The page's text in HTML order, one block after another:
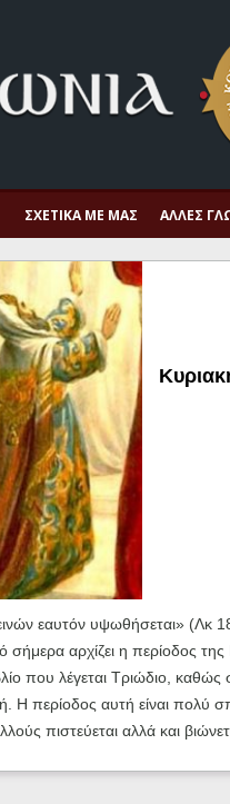
ΣΧΕΤΙΚΆ ΜΕ ΜΑΣ ΆΛΛΕΣ
εαυτόν υψωθήσεται» (Λκ
αρχίζει η περίοδος
που λέγεται Τριώδιο,
Η περίοδος αυτή είναι πολύ
πιστεύεται αλλά και